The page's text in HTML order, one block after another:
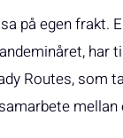
på egen frakt.
har
Routes, som